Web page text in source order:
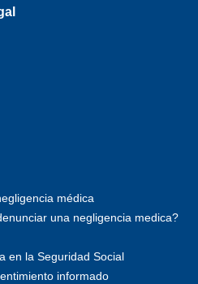
médica
una negligencia medica?
en la Seguridad Social
informado